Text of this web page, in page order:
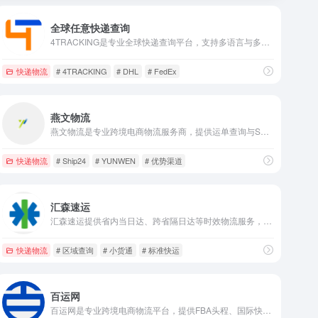
全球任意快递查询
快递物流 # 4TRACKING # DHL # FedEx
燕文物流
快递物流 # Ship24 # YUNWEN # 优势渠道
汇森速运
快递物流 # 区域查询 # 小货通 # 标准快运
百运网